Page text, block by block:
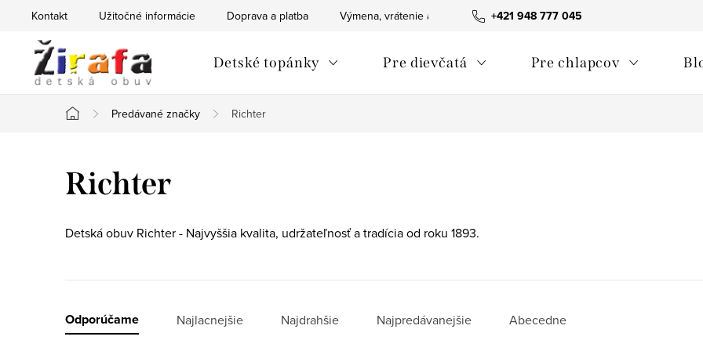
+421 948 777 045
Kontakt Užitočné informácie Doprava a platba Výmena, vrátenie a reklamácie tovaru Ako nakupovať
Detské topánky Pre dievčatá Pre chlapcov
Domov
Predávané značky Richter
Richter
Detská obuv Richter - Najvyššia kvalita, udržateľnosť a tradícia od roku 1893.
R
Odporúčame Najlacnejšie Najdrahšie Najpredávanejšie Abecedne